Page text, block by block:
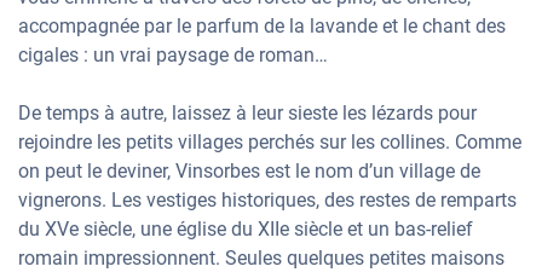
accompagnée par le parfum de la lavande et le chant des
cigales : un vrai paysage de roman…
De temps à autre, laissez à leur sieste les lézards pour
rejoindre les petits villages perchés sur les collines. Comme
on peut le deviner, Vinsorbes est le nom d’un village de
vignerons. Les vestiges historiques, des restes de remparts
du XVe siècle, une église du XIIe siècle et un bas-relief
romain impressionnent. Seules quelques petites maisons